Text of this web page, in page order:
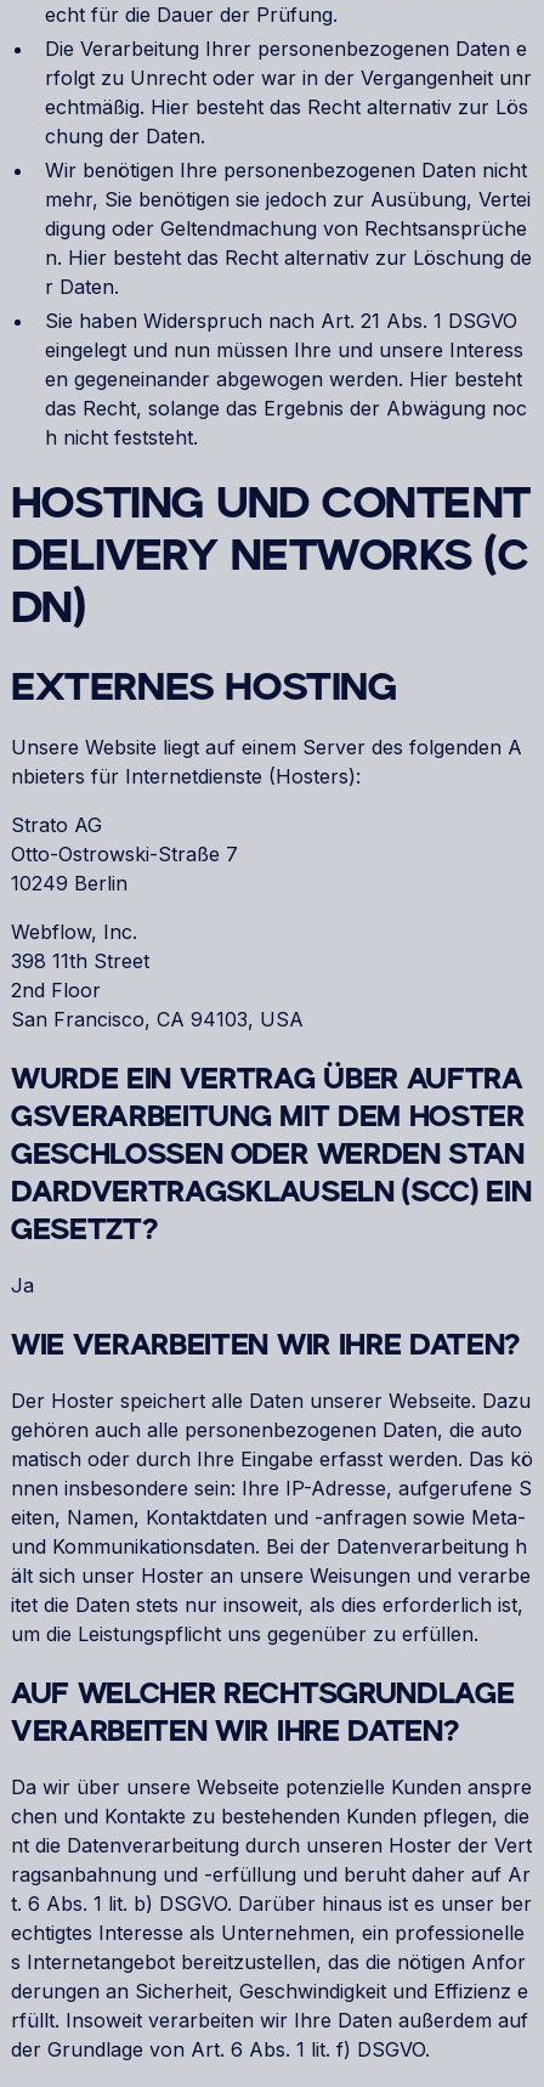
echt für die Dauer der Prüfung.
Die Verarbeitung Ihrer personenbezogenen Daten e
rfolgt zu Unrecht oder war in der Vergangenheit unr
echtmäßig. Hier besteht das Recht alternativ zur Lös
chung der Daten.
Wir benötigen Ihre personenbezogenen Daten nicht
mehr, Sie benötigen sie jedoch zur Ausübung, Vertei
digung oder Geltendmachung von Rechtsansprüche
n. Hier besteht das Recht alternativ zur Löschung de
r Daten.
Sie haben Widerspruch nach Art. 21 Abs. 1 DSGVO
eingelegt und nun müssen Ihre und unsere Interess
en gegeneinander abgewogen werden. Hier besteht
das Recht, solange das Ergebnis der Abwägung noc
h nicht feststeht.
HOSTING UND CONTENT
DELIVERY NETWORKS (C
DN)
EXTERNES HOSTING
Unsere Website liegt auf einem Server des folgenden A
nbieters für Internetdienste (Hosters):
Strato AG
Otto-Ostrowski-Straße 7
10249 Berlin
Webflow, Inc.
398 11th Street
2nd Floor
San Francisco, CA 94103, USA
WURDE EIN VERTRAG ÜBER AUFTRA
GSVERARBEITUNG MIT DEM HOSTER
GESCHLOSSEN ODER WERDEN STAN
DARDVERTRAGSKLAUSELN (SCC) EIN
GESETZT?
Ja
WIE VERARBEITEN WIR IHRE DATEN?
Der Hoster speichert alle Daten unserer Webseite. Dazu
gehören auch alle personenbezogenen Daten, die auto
matisch oder durch Ihre Eingabe erfasst werden. Das kö
nnen insbesondere sein: Ihre IP-Adresse, aufgerufene S
eiten, Namen, Kontaktdaten und -anfragen sowie Meta-
und Kommunikationsdaten. Bei der Datenverarbeitung h
ält sich unser Hoster an unsere Weisungen und verarbe
itet die Daten stets nur insoweit, als dies erforderlich ist,
um die Leistungspflicht uns gegenüber zu erfüllen.
AUF WELCHER RECHTSGRUNDLAGE
VERARBEITEN WIR IHRE DATEN?
Da wir über unsere Webseite potenzielle Kunden anspre
chen und Kontakte zu bestehenden Kunden pflegen, die
nt die Datenverarbeitung durch unseren Hoster der Vert
ragsanbahnung und -erfüllung und beruht daher auf Ar
t. 6 Abs. 1 lit. b) DSGVO. Darüber hinaus ist es unser ber
echtigtes Interesse als Unternehmen, ein professionelle
s Internetangebot bereitzustellen, das die nötigen Anfor
derungen an Sicherheit, Geschwindigkeit und Effizienz e
rfüllt. Insoweit verarbeiten wir Ihre Daten außerdem auf
der Grundlage von Art. 6 Abs. 1 lit. f) DSGVO.